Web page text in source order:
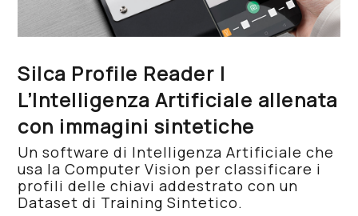
Silca Profile Reader |
L’Intelligenza Artificiale allenata
con immagini sintetiche
Un software di Intelligenza Artificiale che
usa la Computer Vision per classificare i
profili delle chiavi addestrato con un
Dataset di Training Sintetico.